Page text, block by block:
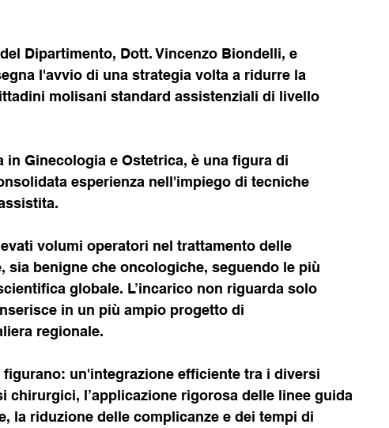
Dipartimento, Dott. Vincenzo Biondelli, e
l'avvio di una strategia volta a ridurre la
molisani standard assistenziali di livello
Ginecologia e Ostetrica, è una figura di
esperienza nell'impiego di tecniche
volumi operatori nel trattamento delle
benigne che oncologiche, seguendo le più
globale. L’incarico non riguarda solo
in un più ampio progetto di
regionale.
un'integrazione efficiente tra i diversi
chirurgici, l’applicazione rigorosa delle linee guida
la riduzione delle complicanze e dei tempi di